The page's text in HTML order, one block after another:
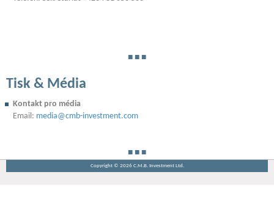
Tisk & Média
Kontakt pro média
Email: media@cmb-investment.com
Copyright © 2026 C.M.B. Investment Ltd.